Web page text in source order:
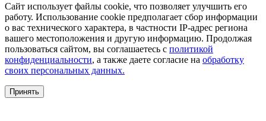
Сайт использует файлы cookie, что позволяет улучшить его
работу. Использование cookie предполагает сбор информации
о вас технического характера, в частности IP-адрес региона
вашего местоположения и другую информацию. Продолжая
пользоваться сайтом, вы соглашаетесь с политикой
конфиденциальности, а также даете согласие на обработку
своих персональных данных.
Принять